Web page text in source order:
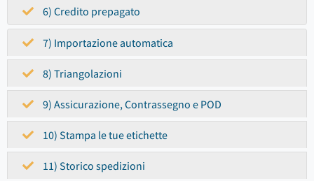
6) Credito prepagato
7) Importazione automatica
8) Triangolazioni
9) Assicurazione, Contrassegno e POD
10) Stampa le tue etichette
11) Storico spedizioni